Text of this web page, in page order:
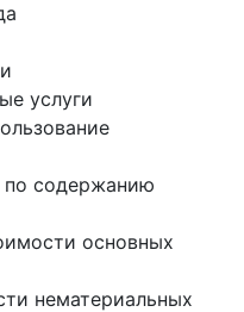
услуги
по содержанию
основных
нематериальных